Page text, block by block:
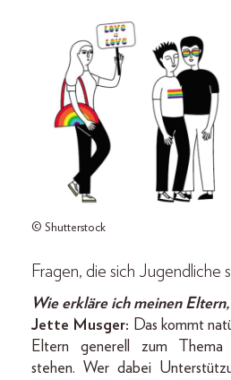
© Shutterstock
Fragen, die sich Jugendliche
Wie erkläre ich meinen
Jette Musger: Das kommt
Eltern generell zum Thema
stehen. Wer dabei